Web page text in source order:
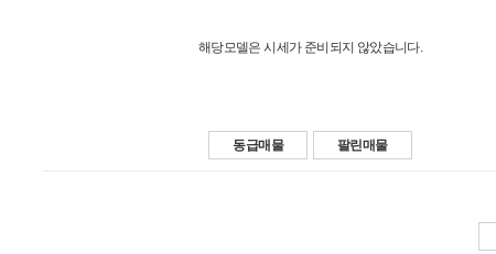
해당모델은 시세가 준비되지 않았습니다.
동급매물 팔린매물